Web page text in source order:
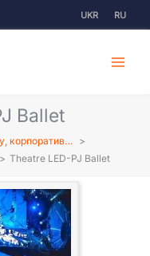
UKR RU
Ballet
корпоратив…
Theatre LED-PJ Ballet